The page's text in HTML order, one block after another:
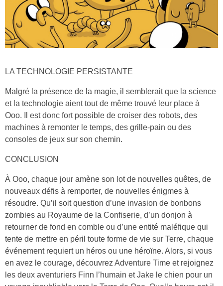
LA TECHNOLOGIE PERSISTANTE
Malgré la présence de la magie, il semblerait que la science
et la technologie aient tout de même trouvé leur place à
Ooo. Il est donc fort possible de croiser des robots, des
machines à remonter le temps, des grille-pain ou des
consoles de jeux sur son chemin.
CONCLUSION
À Ooo, chaque jour amène son lot de nouvelles quêtes, de
nouveaux défis à remporter, de nouvelles énigmes à
résoudre. Qu’il soit question d’une invasion de bonbons
zombies au Royaume de la Confiserie, d’un donjon à
retourner de fond en comble ou d’une entité maléfique qui
tente de mettre en péril toute forme de vie sur Terre, chaque
événement requiert un héros ou une héroïne. Alors, si vous
en avez le courage, découvrez Adventure Time et rejoignez
les deux aventuriers Finn l’humain et Jake le chien pour un